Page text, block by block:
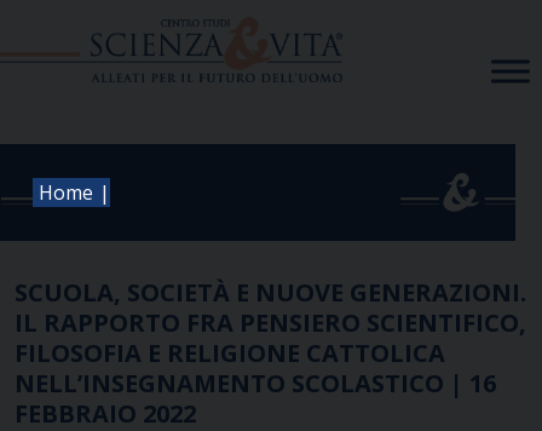
Home |
SCUOLA, SOCIETÀ E NUOVE GENERAZIONI.
IL RAPPORTO FRA PENSIERO SCIENTIFICO,
FILOSOFIA E RELIGIONE CATTOLICA
NELL’INSEGNAMENTO SCOLASTICO | 16
FEBBRAIO 2022